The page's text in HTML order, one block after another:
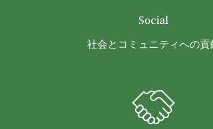
Social
社会とコミュニティへの貢
発効日：2021年9月1日
同業者の再販など、営利目的で商品
会員の行為が本規約に違反すると当社
合、当社は、通知または催告をするこ